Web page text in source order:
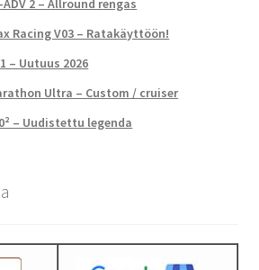
2 – Allround rengas
Racing V03 – Ratakäyttöön!
– Uutuus 2026
Ultra – Custom / cruiser
– Uudistettu legenda